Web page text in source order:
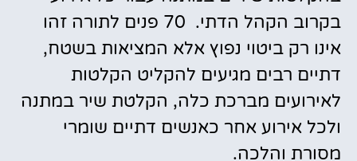
בקרוב הקהל הדתי.
70 פנים לתורה זהו
אינו רק ביטוי נפוץ אלא המציאות בשטח,
דתיים רבים מגיעים להקליט הקלטות
לאירועים מברכת כלה, הקלטת שיר במתנה
ולכל אירוע אחר כאנשים דתיים שומרי
מסורת והלכה.